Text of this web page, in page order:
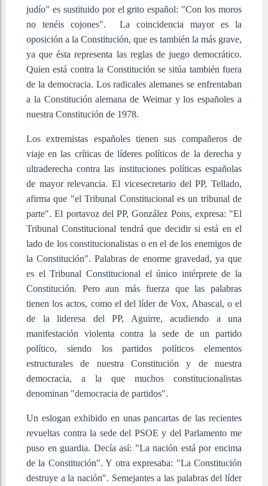
judío" es sustituido por el grito español: "Con los moros
no tenéis cojones". La coincidencia mayor es la
oposición a la Constitución, que es también la más grave,
ya que ésta representa las reglas de juego democrático.
Quien está contra la Constitución se sitúa también fuera
de la democracia. Los radicales alemanes se enfrentaban
a la Constitución alemana de Weimar y los españoles a
nuestra Constitución de 1978.
Los extremistas españoles tienen sus compañeros de
viaje en las críticas de líderes políticos de la derecha y
ultraderecha contra las instituciones políticas españolas
de mayor relevancia. El vicesecretario del PP, Tellado,
afirma que "el Tribunal Constitucional es un tribunal de
parte". El portavoz del PP, González Pons, expresa: "El
Tribunal Constitucional tendrá que decidir si está en el
lado de los constitucionalistas o en el de los enemigos de
la Constitución". Palabras de enorme gravedad, ya que
es el Tribunal Constitucional el único intérprete de la
Constitución. Pero aun más fuerza que las palabras
tienen los actos, como el del líder de Vox, Abascal, o el
de la lideresa del PP, Aguirre, acudiendo a una
manifestación violenta contra la sede de un partido
político, siendo los partidos políticos elementos
estructurales de nuestra Constitución y de nuestra
democracia, a la que muchos constitucionalistas
denominan "democracia de partidos".
Un eslogan exhibido en unas pancartas de las recientes
revueltas contra la sede del PSOE y del Parlamento me
puso en guardia. Decía así: "La nación está por encima
de la Constitución". Y otra expresaba: "La Constitución
destruye a la nación". Semejantes a las palabras del líder